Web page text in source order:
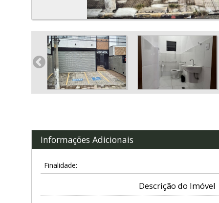
Informações Adicionais
Finalidade:
Descrição do Imóvel